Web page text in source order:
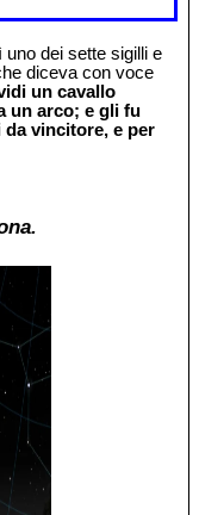
uno dei sette sigilli e
diceva con voce
un cavallo
un arco; e gli fu
da vincitore, e per